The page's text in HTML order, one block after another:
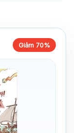
Giảm 70%